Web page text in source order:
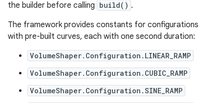
the builder before calling build() .
The framework provides constants for configurations
with pre-built curves, each with one second duration:
VolumeShaper. Configuration . LINEAR_RAMP
VolumeShaper. Configuration . CUBIC_RAMP
VolumeShaper. Configuration .SINE_RAMP